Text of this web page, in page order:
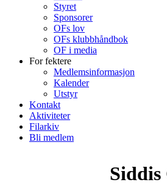
Styret
Sponsorer
OFs lov
OFs klubbhåndbok
OF i media
For fektere
Medlemsinformasjon
Kalender
Utstyr
Kontakt
Aktiviteter
Filarkiv
Bli medlem
Siddis